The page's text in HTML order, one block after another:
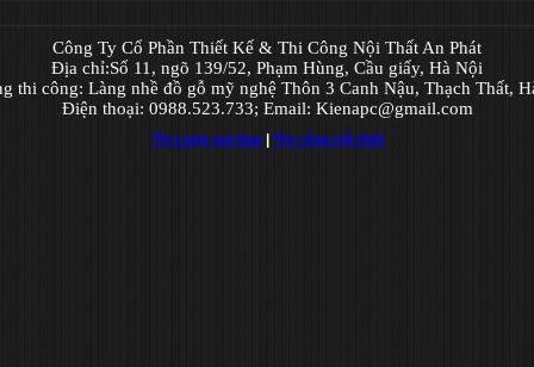
Công Ty Cổ Phần Thiết Kế & Thi Công Nội Thất An Phát
Địa chỉ:Số 11, ngõ 139/52, Phạm Hùng, Cầu giấy, Hà Nội
thi công: Làng nhề đồ gỗ mỹ nghệ Thôn 3 Canh Nậu, Thạch Thất,
Điện thoại: 0988.523.733; Email: Kienapc@gmail.com
Thi cong noi that| Thi công nội thất